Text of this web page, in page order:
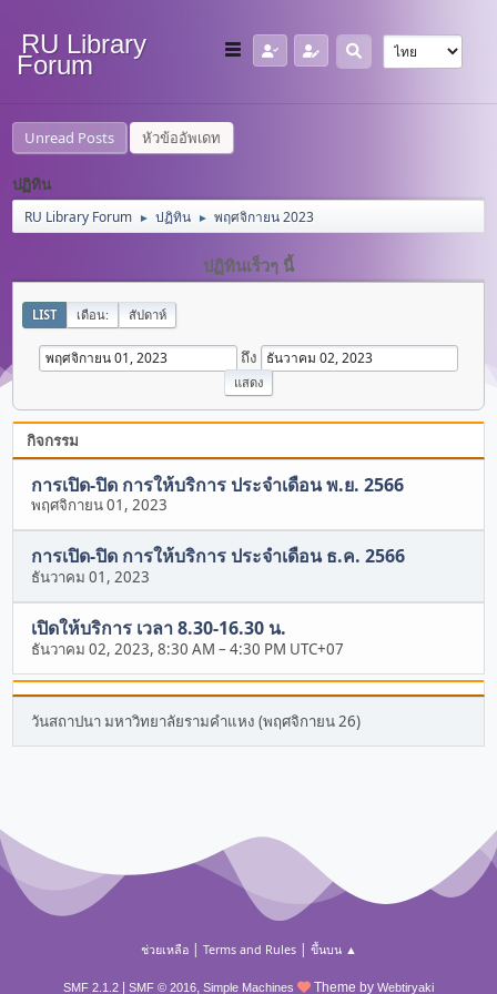
RU Library
Forum
Unread Posts หัวข้ออัพเดท
ปฏิทิน
RU Library Forum ► ปฏิทิน ► พฤศจิกายน 2023
ปฏิทินเร็วๆ นี้
LIST เดือน: สัปดาห์
ถึง
กิจกรรม
การเปิด-ปิด การให้บริการ ประจำเดือน พ.ย. 2566
พฤศจิกายน 01, 2023
การเปิด-ปิด การให้บริการ ประจำเดือน ธ.ค. 2566
ธันวาคม 01, 2023
เปิดให้บริการ เวลา 8.30-16.30 น.
ธันวาคม 02, 2023, 8:30 AM –4:30 PM UTC+07
วันสถาปนา มหาวิทยาลัยรามคำแหง (พฤศจิกายน 26)
ช่วยเหลือ| Terms and Rules| ขึ้นบน ▲
SMF 2.1.2 SMF © 2016, Simple Machines Theme by Webtiryaki